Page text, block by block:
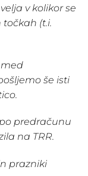
v kolikor se
(t.i.
še isti
predračunu
na TRR.
prazniki